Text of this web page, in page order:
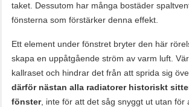
taket. Dessutom har många bostäder
fönsterna som förstärker denna effekt.
Ett element under fönstret bryter den här
skapa en uppåtgående ström av varm luft.
kallraset och hindrar det från att sprida sig
därför nästan alla radiatorer historiskt
fönster, inte för att det såg snyggt ut utan för